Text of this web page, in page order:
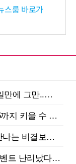
테고리로
스룸 바로가